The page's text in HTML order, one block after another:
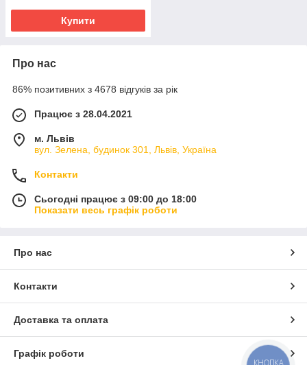
Купити
Про нас
86% позитивних з 4678 відгуків за рік
Працює з 28.04.2021
м. Львів
вул. Зелена, будинок 301, Львів, Україна
Контакти
Сьогодні працює з 09:00 до 18:00
Показати весь графік роботи
Про нас
Контакти
Доставка та оплата
Графік роботи
КНОПКА